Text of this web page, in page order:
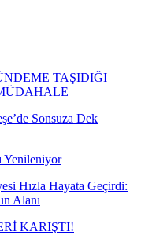
TAŞIDIĞI
Sonsuza Dek
Yenileniyor
Hızla Hayata Geçirdi:
Alanı
KARIŞTI!